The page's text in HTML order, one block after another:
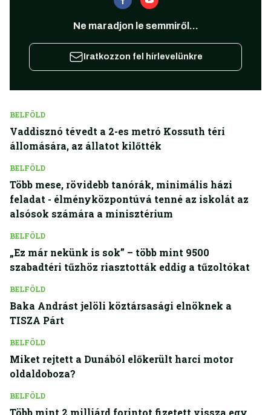
Ne maradjon le semmiről...
Iratkozzon fel hírlevelünkre
BELFÖLD
Vaddisznó tévedt a 2-es metró Kossuth téri
állomására, az állatot kilőtték
BELFÖLD
Több mese, rövidebb tanórák, minimális házi
feladat - élményközpontúvá tenné az iskolát az
alsósok számára a minisztérium
BELFÖLD
„Ez már nekünk is sok” – több mint 9500
szabadtéri tűzhöz riasztották eddig a tűzoltókat
BELFÖLD
Baka Andrást jelöli köztársasági elnöknek a
TISZA Párt
BELFÖLD
Miket rejtett a Dunából előkerült harci motor
oldaldoboza?
BELFÖLD